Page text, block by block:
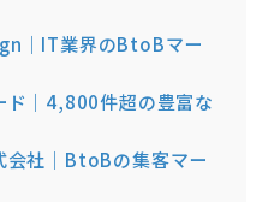
｜IT業界のBtoBマー
ド｜4,800件超の豊富な
社｜BtoBの集客マー